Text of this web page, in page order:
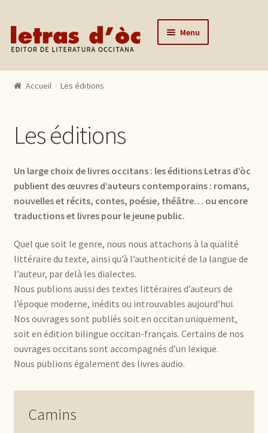
Aller à la navigation
Aller au contenu Menu
Catalogue
Actualités
L’éditeur
Contact
Mon compte
Accueil Les éditions
Les éditions
Un large choix de livres occitans : les éditions Letras d’òc
publient des œuvres d’auteurs contemporains : romans,
nouvelles et récits, contes, poésie, théâtre… ou encore
traductions et livres pour le jeune public.
Quel que soit le genre, nous nous attachons à la qualité
littéraire du texte, ainsi qu’à l’authenticité de la langue de
l’auteur, par delà les dialectes.
Nous publions aussi des textes littéraires d’auteurs de
l’époque moderne, inédits ou introuvables aujourd’hui.
Nos ouvrages sont publiés soit en occitan uniquement,
soit en édition bilingue occitan-français. Certains de nos
ouvrages occitans sont accompagnés d’un lexique.
Nous publions également des livres audio.
Camins